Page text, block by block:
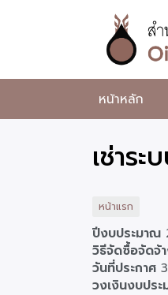
หลัก
สำนัก
กองทุ
น้ำมัน
เพลิง
หน้าหลัก
เช่าร
หน้าแรก
ปีงบประมาณ
วิธีจัดซื้อจัดจ้
วันที่ประกาศ
วงเงินงบปร